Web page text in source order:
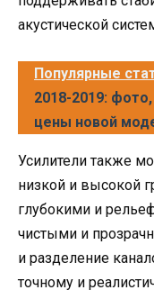
акустической
Популярные
2018-2019:
цены новой
Усилители также
низкой и высокой
глубокими и
чистыми и
и разделение
точному и